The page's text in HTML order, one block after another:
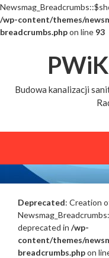
/wp-content/themes/
breadcrumbs.phpon line 93
Budowa kanalizacji
Tags archive:
Deprecated: Creation
deprecated in /wp-
content/themes/
breadcrumbs.phpon